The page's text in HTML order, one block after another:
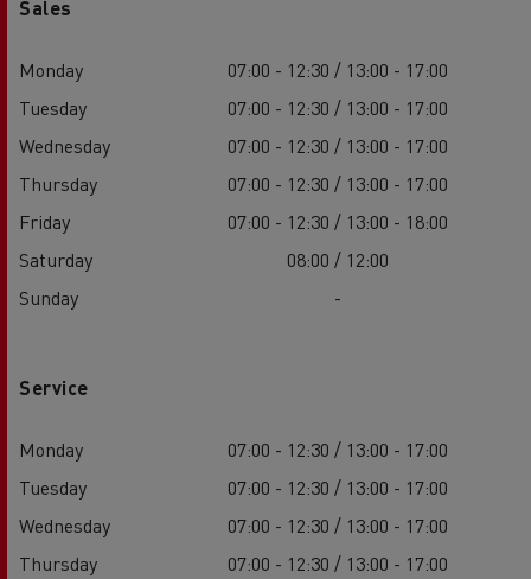
Sales
Monday
07:00 - 12:30 / 13:00 - 17:00
Tuesday
07:00 - 12:30 / 13:00 - 17:00
Wednesday
07:00 - 12:30 / 13:00 - 17:00
Thursday
07:00 - 12:30 / 13:00 - 17:00
Friday
07:00 - 12:30 / 13:00 - 18:00
Saturday
08:00 / 12:00
Sunday
-
Service
Monday
07:00 - 12:30 / 13:00 - 17:00
Tuesday
07:00 - 12:30 / 13:00 - 17:00
Wednesday
07:00 - 12:30 / 13:00 - 17:00
Thursday
07:00 - 12:30 / 13:00 - 17:00